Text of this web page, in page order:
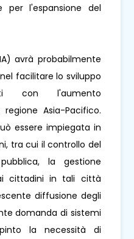
per l'espansione del
avrà probabilmente
facilitare lo sviluppo
con l'aumento
regione Asia-Pacifico.
essere impiegata in
tra cui il controllo del
la gestione
cittadini in tali città
diffusione degli
domanda di sistemi
la necessità di